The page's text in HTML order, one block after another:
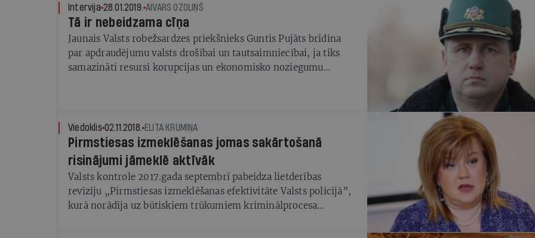
Intervija 28.01.2019. AIVARS OZOLIŅŠ
Tā ir nebeidzama cīņa
Jaunais Valsts robežsardzes priekšnieks Guntis Pujāts brīdina
par apdraudējumu valsts drošībai un tautsaimniecībai, ja tiks
samazināti resursi korupcijas un ekonomisko noziegumu
Viedoklis 02.11.2018. ELITA KRŪMIŅA
Pirmstiesas izmeklēšanas jomas sakārtošanā
risinājumi jāmeklē aktīvāk
Valsts kontrole 2017.gada septembrī pabeidza lietderības
revīziju „Pirmstiesas izmeklēšanas efektivitāte Valsts policijā”,
kurā norādīja uz būtiskiem trūkumiem kriminālprocesa